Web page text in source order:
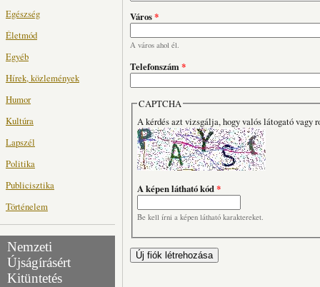
Egészség
Életmód
Egyéb
Hírek, közlemények
Humor
Kultúra
Lapszél
Politika
Publicisztika
Történelem
Nemzeti
Újságírásért
Kitüntetés
Város*
A város ahol él.
Telefonszám*
CAPTCHA
A kérdés azt vizsgálja, hogy valós látogató vagy
A képen látható kód*
Be kell írni a képen látható karaktereket.